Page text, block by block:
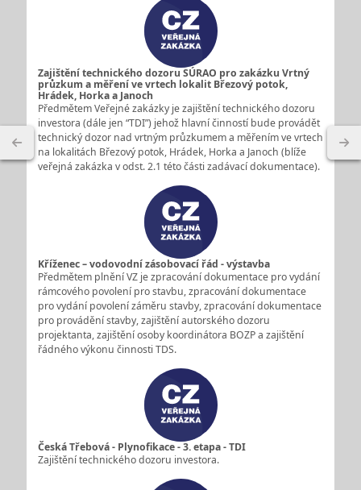
Zajištění technického dozoru SÚRAO pro zakázku Vrtný
průzkum a měření ve vrtech lokalit Březový potok,
Hrádek, Horka a Janoch
Předmětem Veřejné zakázky je zajištění technického dozoru
investora (dále jen “TDI”) jehož hlavní činností bude provádět
technický dozor nad vrtným průzkumem a měřením ve vrtech
na lokalitách Březový potok, Hrádek, Horka a Janoch (blíže
veřejná zakázka v odst. 2.1 této části zadávací dokumentace).
Kříženec – vodovodní zásobovací řád - výstavba
Předmětem plnění VZ je zpracování dokumentace pro vydání
rámcového povolení pro stavbu, zpracování dokumentace
pro vydání povolení záměru stavby, zpracování dokumentace
pro provádění stavby, zajištění autorského dozoru
projektanta, zajištění osoby koordinátora BOZP a zajištění
řádného výkonu činnosti TDS.
Česká Třebová - Plynofikace - 3. etapa - TDI
Zajištění technického dozoru investora.